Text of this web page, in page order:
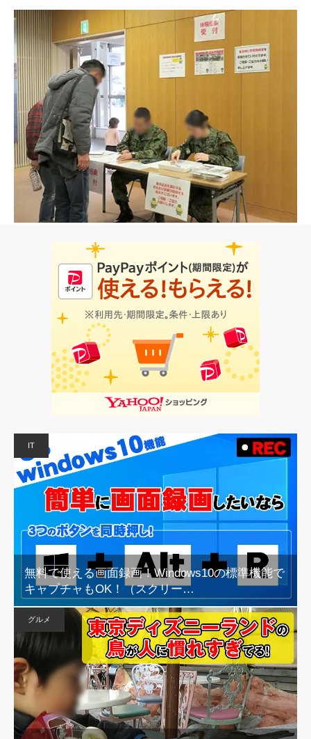
IT
無料で使える画面録画！Windows10の標準機能で
キャプチャもOK！（スクリー…
グルメ